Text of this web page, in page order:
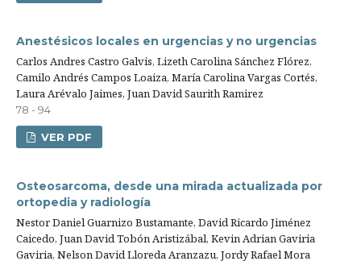
Anestésicos locales en urgencias y no urgencias
Carlos Andres Castro Galvis, Lizeth Carolina Sánchez Flórez,
Camilo Andrés Campos Loaiza, María Carolina Vargas Cortés,
Laura Arévalo Jaimes, Juan David Saurith Ramirez
78 - 94
VER PDF
Osteosarcoma, desde una mirada actualizada por
ortopedia y radiología
Nestor Daniel Guarnizo Bustamante, David Ricardo Jiménez
Caicedo, Juan David Tobón Aristizábal, Kevin Adrian Gaviria
Gaviria, Nelson David Lloreda Aranzazu, Jordy Rafael Mora